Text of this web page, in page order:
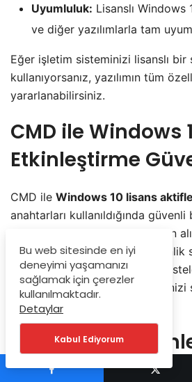
Uyumluluk: Lisanslı
ve diğer yazılımlarla tam
Eğer işletim sisteminizi lisanslı bir
kullanıyorsanız, yazılımın tüm
yararlanabilirsiniz.
CMD ile Windows
Etkinleştirme
CMD ile Windows 10 lisans
anahtarları kullanıldığında
güvenilir olmayan kaynaklardan
anahtarları, sisteminizde güvenlik
açabilir. Bu nedenle, yukarıda
kullanarak etkinleştirme
tamamlayabilirsiniz.
Windows 10
Sorunları ve
Bu web sitesinde en iyi
deneyimi yaşamanızı
sağlamak için çerezler
kullanılmaktadır.
Detaylar
Kabul Ediyorum